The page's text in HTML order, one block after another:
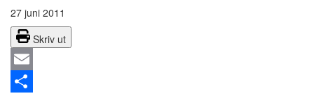
27 juni 2011
Skriv ut
Email